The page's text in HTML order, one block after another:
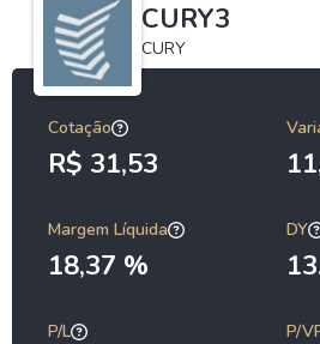
CURY3
CURY
Cotação
R$ 31,53
Margem Líquida
18,37 %
DY
P/L P/